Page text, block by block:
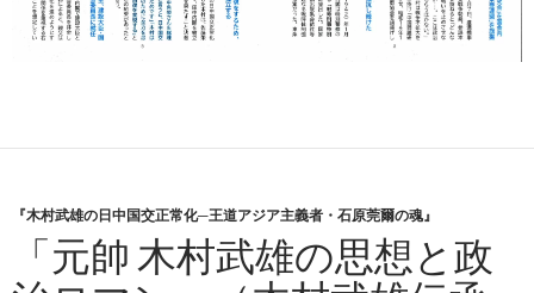
『木村武雄の日中国交正常化─王道アジア主義者・石原莞爾の魂』
「元帥 木村武雄の思想と政